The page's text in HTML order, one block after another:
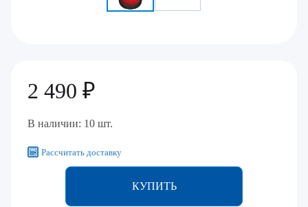
2 490 ₽
В наличии: 10 шт.
Рассчитать доставку
КУПИТЬ